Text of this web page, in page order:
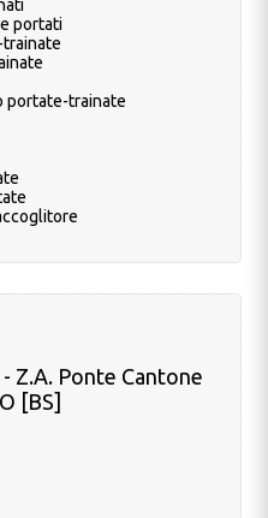
portati
trainate
portate-trainate
Z.A. Ponte Cantone
[BS]